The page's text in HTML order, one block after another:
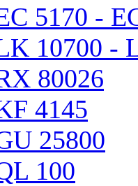
5170 -
10700 -
80026
4145
25800
100